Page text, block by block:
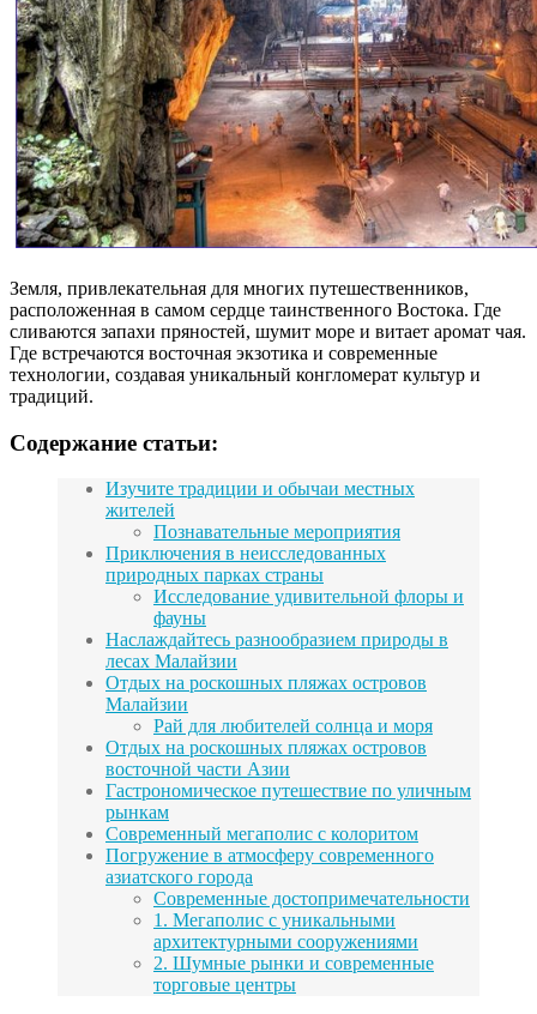
Земля, привлекательная для многих путешественников,
расположенная в самом сердце таинственного Востока. Где
сливаются запахи пряностей, шумит море и витает аромат чая.
Где встречаются восточная экзотика и современные
технологии, создавая уникальный конгломерат культур и
традиций.
Содержание статьи:
Изучите традиции и обычаи местных
жителей
Познавательные мероприятия
Приключения в неисследованных
природных парках страны
Исследование удивительной флоры и
фауны
Наслаждайтесь разнообразием природы в
лесах Малайзии
Отдых на роскошных пляжах островов
Малайзии
Рай для любителей солнца и моря
Отдых на роскошных пляжах островов
восточной части Азии
Гастрономическое путешествие по уличным
рынкам
Современный мегаполис с колоритом
Погружение в атмосферу современного
азиатского города
Современные достопримечательности
1. Мегаполис с уникальными
архитектурными сооружениями
2. Шумные рынки и современные
торговые центры